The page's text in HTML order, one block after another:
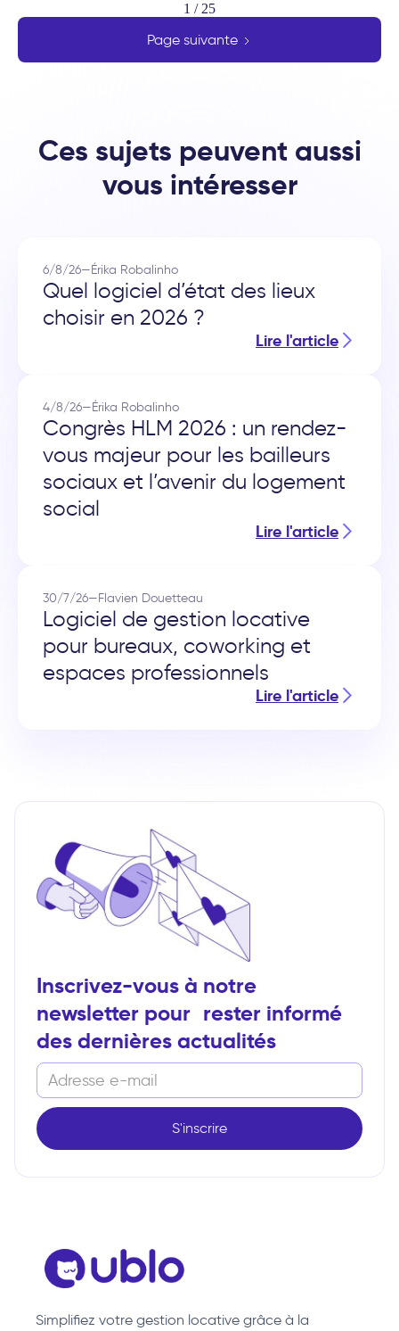
1 / 25
Page suivante
Ces sujets peuvent aussi
vous intéresser
6/8/26—Érika Robalinho
Quel logiciel d’état des lieux
choisir en 2026 ?
Lire l'article
4/8/26—Érika Robalinho
Congrès HLM 2026 : un rendez-
vous majeur pour les bailleurs
sociaux et l’avenir du logement
social
Lire l'article
30/7/26—Flavien Douetteau
Logiciel de gestion locative
pour bureaux, coworking et
espaces professionnels
Lire l'article
Inscrivez-vous à notre
newsletter pour rester informé
des dernières actualités
Simplifiez votre gestion locative grâce à la